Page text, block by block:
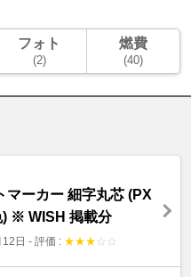
フォト
(2)
燃費
(40)
マーカー 細字丸芯 (PX
) ※ WISH 掲載分
日 - 評価 : ★★★ ☆ ☆